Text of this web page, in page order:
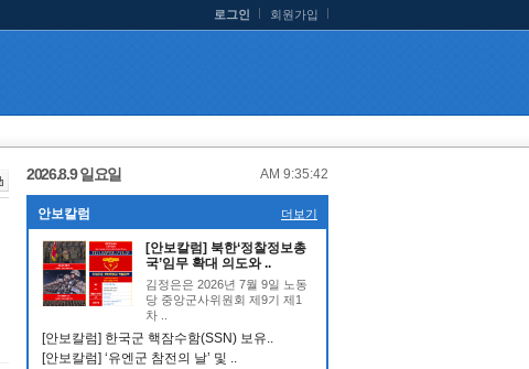
로그인 회원가입
2026.8.9 일요일 AM 9:35:43
안보칼럼 더보기
[안보칼럼] 북한‘정찰정보총
국’임무 확대 의도와 ..
김정은은 2026년 7월 9일 노동
당 중앙군사위원회 제9기 제1
차 ..
[안보칼럼] 한국군 핵잠수함(SSN) 보유..
[안보칼럼] ‘유엔군 참전의 날’ 및 ..